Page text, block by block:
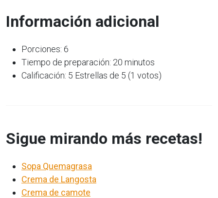
Información adicional
Porciones: 6
Tiempo de preparación: 20 minutos
Calificación: 5 Estrellas de 5 (1 votos)
Sigue mirando más recetas!
Sopa Quemagrasa
Crema de Langosta
Crema de camote